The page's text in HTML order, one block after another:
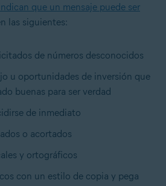
que un mensaje puede ser
las siguientes:
de números desconocidos
u oportunidades de inversión que
buenas para ser verdad
de inmediato
o acortados
y ortográficos
con un estilo de copia y pega